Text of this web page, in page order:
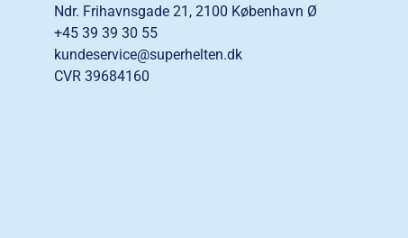
Ndr. Frihavnsgade 21, 2100 København Ø
+45 39 39 30 55
kundeservice@superhelten.dk
CVR 39684160